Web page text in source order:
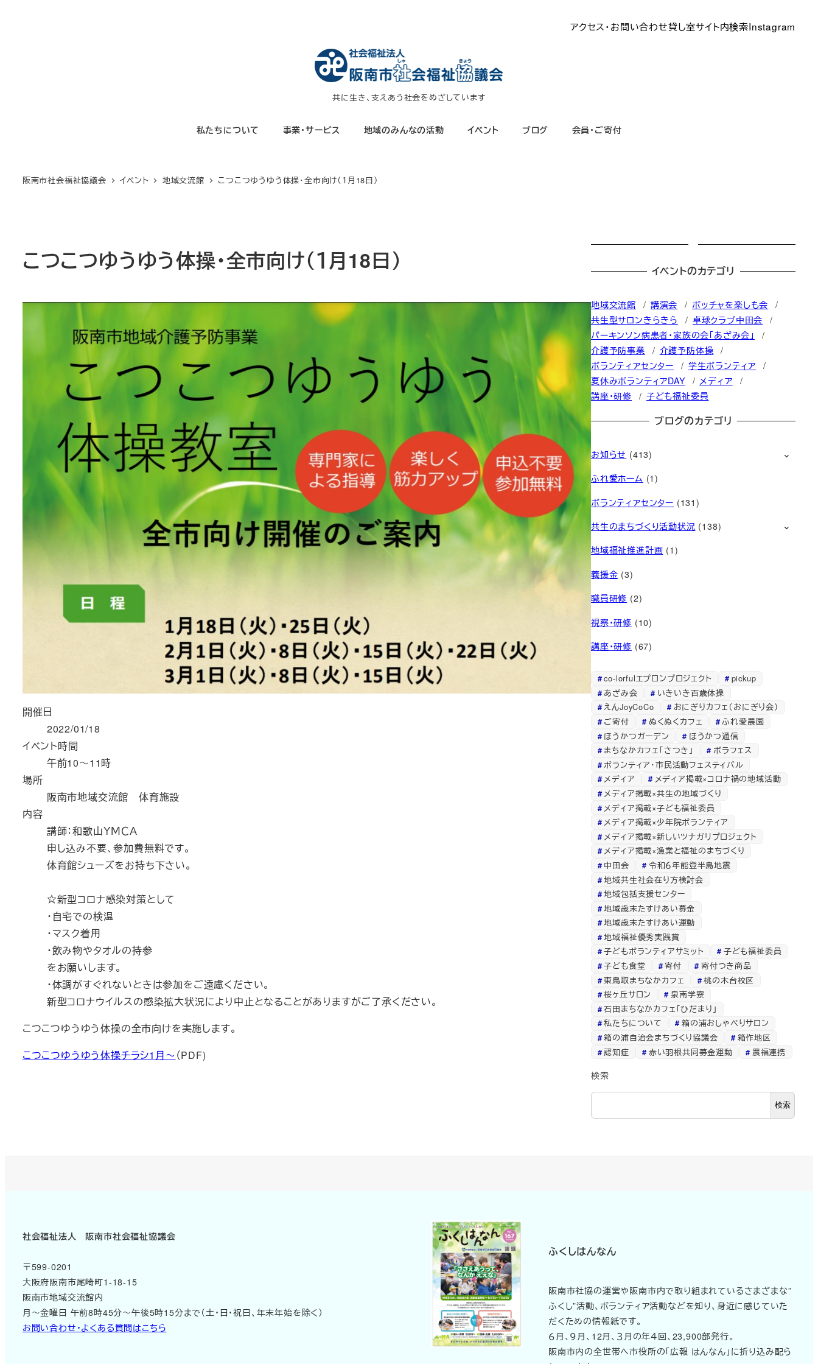
アクセス・お問い合わせ貸し室サイト内検索Instagram
共に生き、支えあう社会をめざしています
私たちについて 事業・サービス 地域のみんなの活動 イベント ブログ 会員・ご寄付
阪南市社会福祉協議会 イベント 地域交流館 こつこつゆうゆう体操・全市向け（１月18日）
こつこつゆうゆう体操・全市向け（１月18日）
開催日
2022/01/18
イベント時間
午前10～11時
場所
阪南市地域交流館 体育施設
内容
講師：和歌山ＹＭＣＡ
申し込み不要、参加費無料です。
体育館シューズをお持ち下さい。
☆新型コロナ感染対策として
・自宅での検温
・マスク着用
・飲み物やタオルの持参
をお願いします。
・体調がすぐれないときは参加をご遠慮ください。
新型コロナウイルスの感染拡大状況により中止となることがありますがご了承ください。
こつこつゆうゆう体操の全市向けを実施します。
こつこつゆうゆう体操チラシ1月～（PDF)
イベントのカテゴリ
地域交流館 講演会
ボッチャを楽しも会
共生型サロンきらきら
卓球クラブ中田会
パーキンソン病患者・家族の会「あざみ会」
介護予防事業
介護予防体操
ボランティアセンター
学生ボランティア
夏休みボランティアDAY
メディア
講座・研修
子ども福祉委員
ブログのカテゴリ
お知らせ (413)
ふれ愛ホーム (1)
ボランティアセンター (131)
共生のまちづくり活動状況 (138)
地域福祉推進計画 (1)
義援金 (3)
職員研修 (2)
視察・研修 (10)
講座・研修 (67)
co-lorfulエプロンプロジェクト
pickup
あざみ会
いきいき百歳体操
えんJoyCoCo
おにぎりカフェ（おにぎり会）
ご寄付
ぬくぬくカフェ
ふれ愛農園
ほうかつガーデン
ほうかつ通信
まちなかカフェ「さつき」
ボラフェス
ボランティア・市民活動フェスティバル
メディア
メディア掲載×コロナ禍の地域活動
メディア掲載×共生の地域づくり
メディア掲載×子ども福祉委員
メディア掲載×少年院ボランティア
メディア掲載×新しいツナガリプロジェクト
メディア掲載×漁業と福祉のまちづくり
中田会
令和６年能登半島地震
地域共生社会在り方検討会
地域包括支援センター
地域歳末たすけあい募金
地域歳末たすけあい運動
地域福祉優秀実践賞
子どもボランティアサミット
子ども福祉委員
子ども食堂
寄付
寄付つき商品
東鳥取まちなかカフェ
桃の木台校区
桜ヶ丘サロン
泉南学寮
石田まちなかカフェ「ひだまり」
私たちについて
箱の浦おしゃべりサロン
箱の浦自治会まちづくり協議会
箱作地区
認知症
赤い羽根共同募金運動 農福連携
検索
検索
社会福祉法人 阪南市社会福祉協議会
〒599-0201
大阪府阪南市尾崎町1-18-15
阪南市地域交流館内
月～金曜日 午前8時45分～午後5時15分まで（土・日・祝日、年末年始を除く）
お問い合わせ・よくある質問はこちら
ふくしはんなん
阪南市社協の運営や阪南市内で取り組まれているさまざまな”
ふくし”活動、ボランティア活動などを知り、身近に感じていた
だくための情報紙です。
６月、９月、12月、３月の年４回、23,900部発行。
阪南市内の全世帯へ市役所の「広報 はんなん」に折り込み配ら